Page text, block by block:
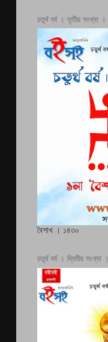
চতুর্থ বর্ষ । তৃতীয় সংখ্যা ।
বৈশাখ । ১৪৩০
চতুর্থ বর্ষ । দ্বিতীয় সংখ্যা ।